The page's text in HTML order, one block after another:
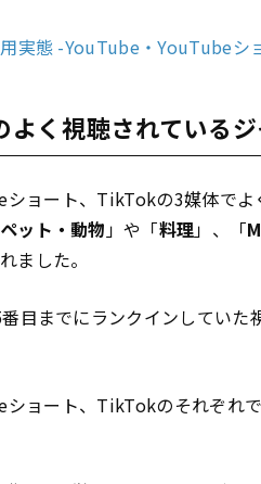
実態 -YouTube・YouTubeシ
よく視聴されている
ョート、TikTokの3媒体でよ
ペット・動物」や「料理」、「
ました。
目までにランクインしていた
ョート、TikTokのそれぞれ